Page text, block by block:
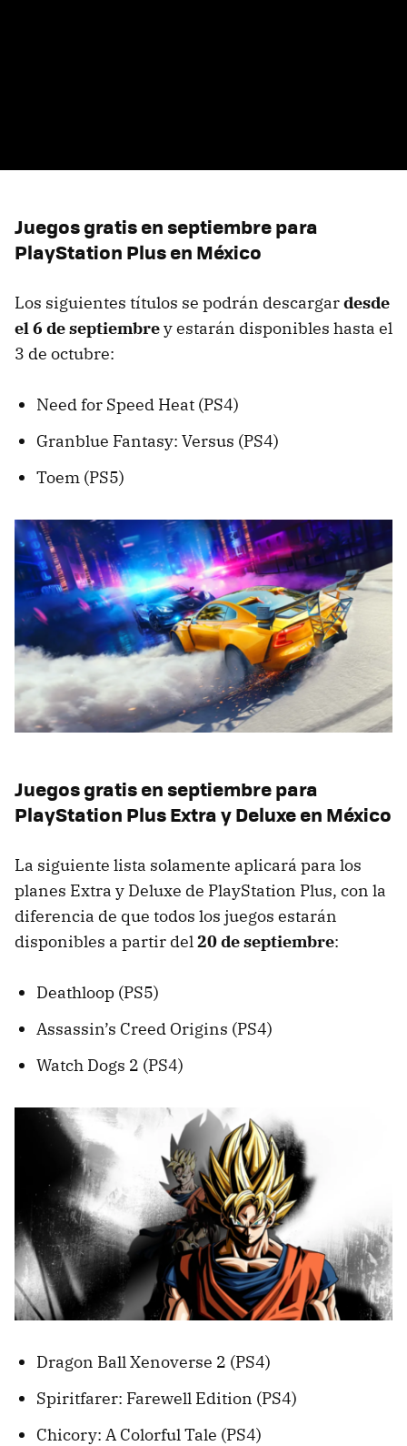
Juegos gratis en septiembre para
PlayStation Plus en México
Los siguientes títulos se podrán descargardesde
el 6 de septiembrey estarán disponibles hasta el
3 de octubre:
Need for Speed Heat (PS4)
Granblue Fantasy: Versus (PS4)
Toem (PS5)
Juegos gratis en septiembre para
PlayStation Plus Extra y Deluxe en México
La siguiente lista solamente aplicará para los
planes Extra y Deluxe de PlayStation Plus, con la
diferencia de que todos los juegos estarán
disponibles a partir del20 de septiembre:
Deathloop (PS5)
Assassin’s Creed Origins (PS4)
Watch Dogs 2 (PS4)
Dragon Ball Xenoverse 2 (PS4)
Spiritfarer: Farewell Edition (PS4)
Chicory: A Colorful Tale (PS4)